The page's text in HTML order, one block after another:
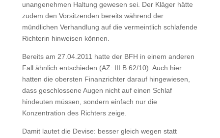
unangenehmen Haltung gewesen sei. Der Kläger hätte
zudem den Vorsitzenden bereits während der
mündlichen Verhandlung auf die vermeintlich schlafende
Richterin hinweisen können.
Bereits am 27.04.2011 hatte der BFH in einem anderen
Fall ähnlich entschieden (AZ: III B 62/10). Auch hier
hatten die obersten Finanzrichter darauf hingewiesen,
dass geschlossene Augen nicht auf einen Schlaf
hindeuten müssen, sondern einfach nur die
Konzentration des Richters zeige.
Damit lautet die Devise: besser gleich wegen statt